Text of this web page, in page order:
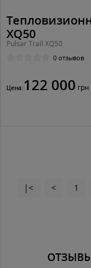
XQ50
Pulsar Trail XQ50
0 отзывов
Цена: 122 000 грн
|< < 1